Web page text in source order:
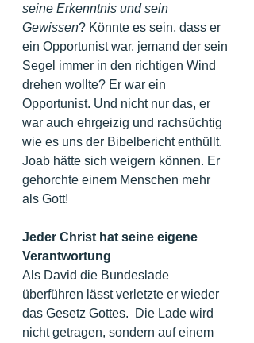
seine Erkenntnis und sein
Gewissen? Könnte es sein, dass er
ein Opportunist war, jemand der sein
Segel immer in den richtigen Wind
drehen wollte? Er war ein
Opportunist. Und nicht nur das, er
war auch ehrgeizig und rachsüchtig
wie es uns der Bibelbericht enthüllt.
Joab hätte sich weigern können. Er
gehorchte einem Menschen mehr
als Gott!
Jeder Christ hat seine eigene
Verantwortung
Als David die Bundeslade
überführen lässt verletzte er wieder
das Gesetz Gottes.  Die Lade wird
nicht getragen, sondern auf einem